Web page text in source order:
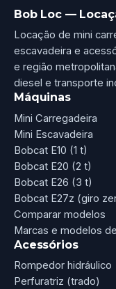
Bob Loc —
Locação de mini
escavadeira e
e região
diesel e transporte
Máquinas
Mini Carregadeira
Mini Escavadeira
Bobcat E10 (1 t)
Bobcat E20 (2 t)
Bobcat E26 (3 t)
Bobcat E27z (giro
Comparar modelos
Marcas e modelos
Acessórios
Rompedor hidráulico
Perfuratriz (trado)